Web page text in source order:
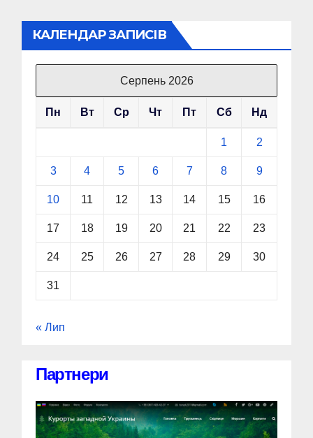
КАЛЕНДАР ЗАПИСІВ
Серпень 2026
Пн Вт Ср Чт Пт Сб Нд
1 2
3 4 5 6 7 8 9
10 11 12 13 14 15 16
17 18 19 20 21 22 23
24 25 26 27 28 29 30
31
« Лип
Партнери